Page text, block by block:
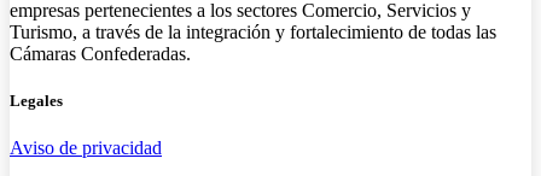
empresas pertenecientes a los sectores Comercio, Servicios y
Turismo, a través de la integración y fortalecimiento de todas las
Cámaras Confederadas.
Legales
Aviso de privacidad